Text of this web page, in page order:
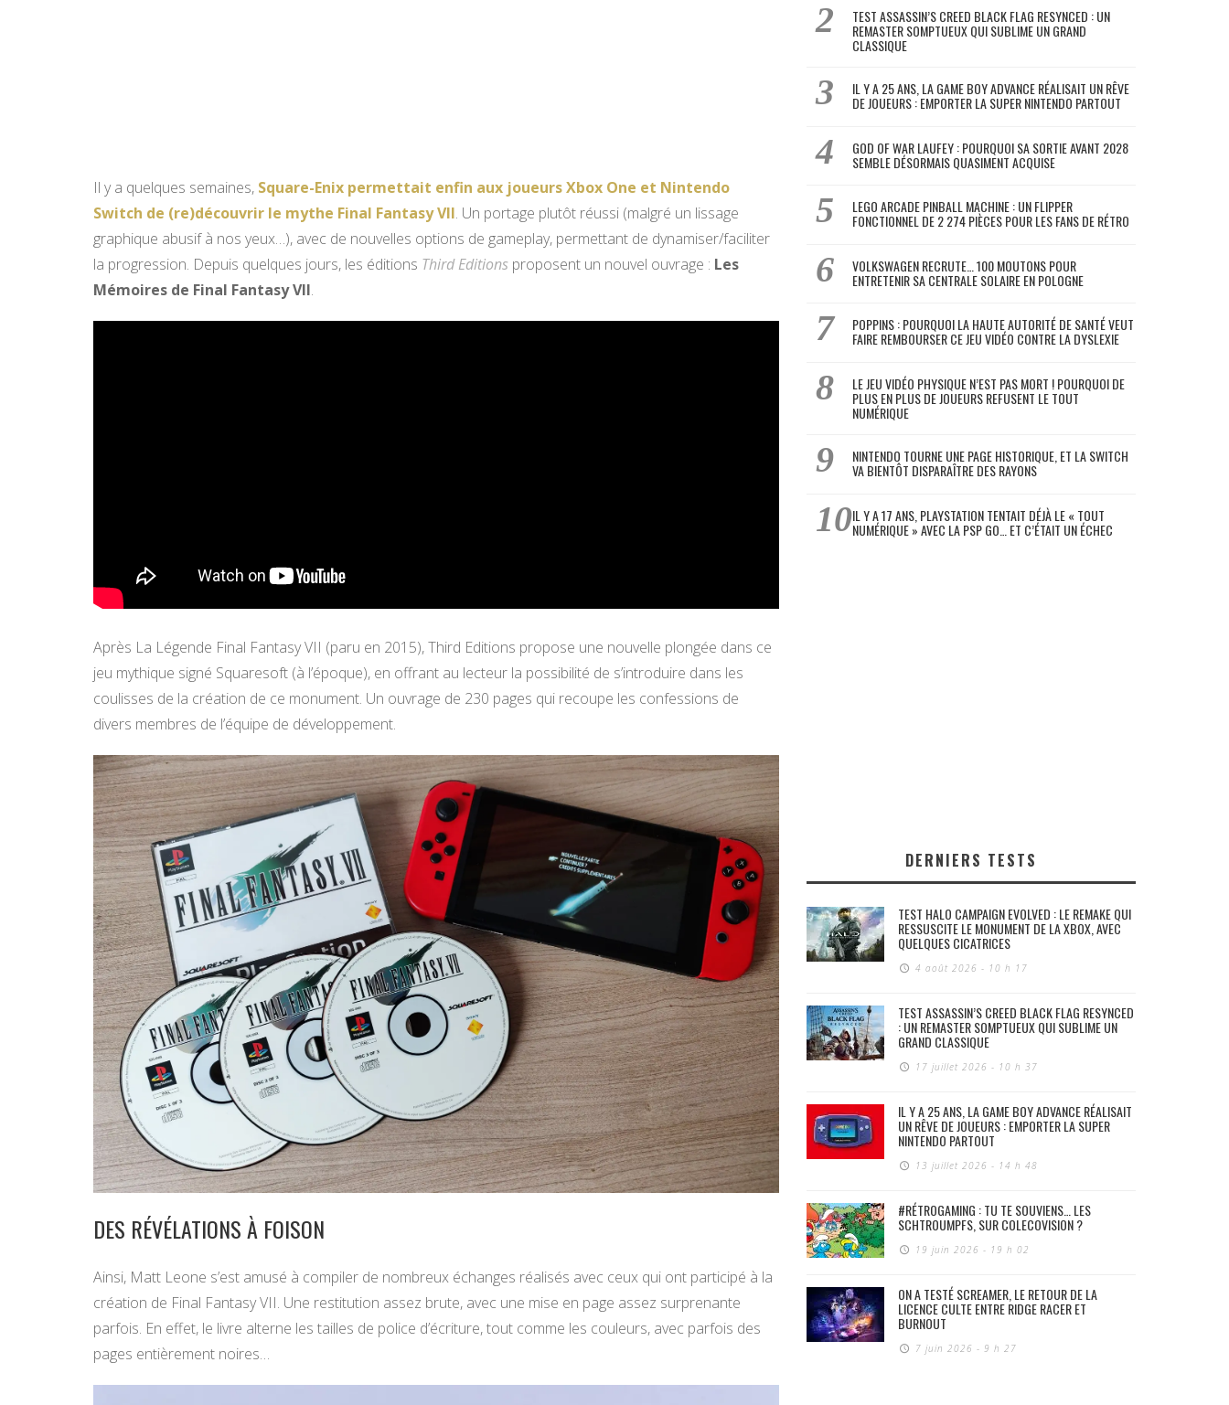
Il y a quelques semaines, Square-Enix permettait enfin aux joueurs Xbox One et Nintendo
Switch de (re)découvrir le mythe Final Fantasy VII. Un portage plutôt réussi (malgré un lissage
graphique abusif à nos yeux…), avec de nouvelles options de gameplay, permettant de dynamiser/faciliter
la progression. Depuis quelques jours, les éditions Third Editions proposent un nouvel ouvrage : Les
Mémoires de Final Fantasy VII.
Après La Légende Final Fantasy VII (paru en 2015), Third Editions propose une nouvelle plongée dans ce
jeu mythique signé Squaresoft (à l’époque), en offrant au lecteur la possibilité de s’introduire dans les
coulisses de la création de ce monument. Un ouvrage de 230 pages qui recoupe les confessions de
divers membres de l’équipe de développement.
DES RÉVÉLATIONS À FOISON
Ainsi, Matt Leone s’est amusé à compiler de nombreux échanges réalisés avec ceux qui ont participé à la
création de Final Fantasy VII. Une restitution assez brute, avec une mise en page assez surprenante
parfois. En effet, le livre alterne les tailles de police d’écriture, tout comme les couleurs, avec parfois des
pages entièrement noires…
TEST ASSASSIN’S CREED BLACK FLAG RESYNCED : UN
REMASTER SOMPTUEUX QUI SUBLIME UN GRAND
CLASSIQUE
IL Y A 25 ANS, LA GAME BOY ADVANCE RÉALISAIT UN RÊVE
DE JOUEURS : EMPORTER LA SUPER NINTENDO PARTOUT
GOD OF WAR LAUFEY : POURQUOI SA SORTIE AVANT 2028
SEMBLE DÉSORMAIS QUASIMENT ACQUISE
LEGO ARCADE PINBALL MACHINE : UN FLIPPER
FONCTIONNEL DE 2 274 PIÈCES POUR LES FANS DE RÉTRO
VOLKSWAGEN RECRUTE… 100 MOUTONS POUR
ENTRETENIR SA CENTRALE SOLAIRE EN POLOGNE
POPPINS : POURQUOI LA HAUTE AUTORITÉ DE SANTÉ VEUT
FAIRE REMBOURSER CE JEU VIDÉO CONTRE LA DYSLEXIE
LE JEU VIDÉO PHYSIQUE N’EST PAS MORT ! POURQUOI DE
PLUS EN PLUS DE JOUEURS REFUSENT LE TOUT
NUMÉRIQUE
NINTENDO TOURNE UNE PAGE HISTORIQUE, ET LA SWITCH
VA BIENTÔT DISPARAÎTRE DES RAYONS
IL Y A 17 ANS, PLAYSTATION TENTAIT DÉJÀ LE « TOUT
NUMÉRIQUE » AVEC LA PSP GO… ET C’ÉTAIT UN ÉCHEC
DERNIERS TESTS
TEST HALO CAMPAIGN EVOLVED : LE REMAKE QUI
RESSUSCITE LE MONUMENT DE LA XBOX, AVEC
QUELQUES CICATRICES
4 août 2026 - 10 h 17
TEST ASSASSIN’S CREED BLACK FLAG RESYNCED
: UN REMASTER SOMPTUEUX QUI SUBLIME UN
GRAND CLASSIQUE
17 juillet 2026 - 10 h 37
IL Y A 25 ANS, LA GAME BOY ADVANCE RÉALISAIT
UN RÊVE DE JOUEURS : EMPORTER LA SUPER
NINTENDO PARTOUT
13 juillet 2026 - 14 h 48
#RÉTROGAMING : TU TE SOUVIENS… LES
SCHTROUMPFS, SUR COLECOVISION ?
19 juin 2026 - 19 h 02
ON A TESTÉ SCREAMER, LE RETOUR DE LA
LICENCE CULTE ENTRE RIDGE RACER ET
BURNOUT
7 juin 2026 - 9 h 27